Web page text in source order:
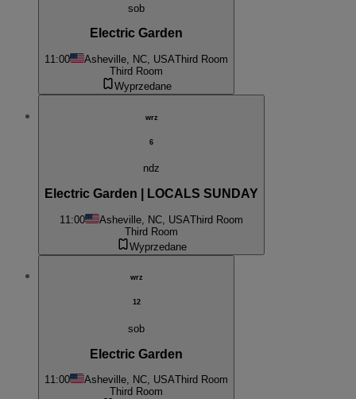
sob
Electric Garden
11:00 Asheville, NC, USAThird Room
Third Room
Wyprzedane
wrz
6
ndz
Electric Garden | LOCALS SUNDAY
11:00 Asheville, NC, USAThird Room
Third Room
Wyprzedane
wrz
12
sob
Electric Garden
11:00 Asheville, NC, USAThird Room
Third Room